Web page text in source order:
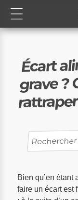
Écart
grave ?
Recherche
pour
Bien qu’en étant
faire un écart est